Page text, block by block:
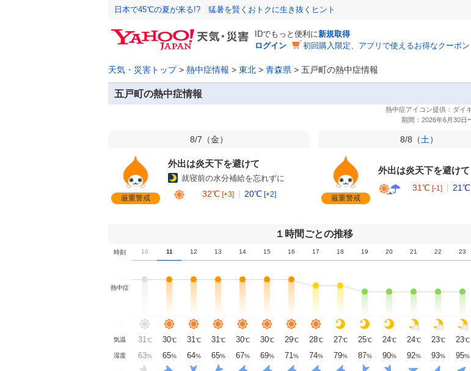
日本で45℃の夏が来る!? 猛暑を賢くおトクに生き抜くヒント
IDでもっと便利に新規取得
ログイン
初回購入限定、アプリで使えるお得なクーポン
天気・災害トップ> 熱中症情報 > 東北 > 青森県 > 五戸町の熱中症情報
五戸町の熱中症情報
8/7（金）
厳重警戒
外出は炎天下を避けて
就寝前の水分補給を忘れずに
32℃ [+3] 20℃ [+2]
8/8（土）
厳重警戒
外出は炎天下を避けて
31℃ [-1] 21℃
１時間ごとの推移
時刻
9 10 11 12 13 14 15 16 17 18 19 20 21 22 23
熱中症
気温
28℃ 31℃ 30℃ 31℃ 31℃ 30℃ 30℃ 29℃ 28℃ 27℃ 25℃ 24℃ 24℃ 23℃ 23℃
湿度
75% 63% 65% 64% 65% 67% 69% 71% 74% 79% 87% 90% 92% 93% 95%